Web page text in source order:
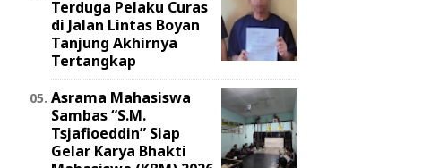
Terduga Pelaku Curas
di Jalan Lintas Boyan
Tanjung Akhirnya
Tertangkap
Asrama Mahasiswa
Sambas “S.M.
Tsjafioeddin” Siap
Gelar Karya Bhakti